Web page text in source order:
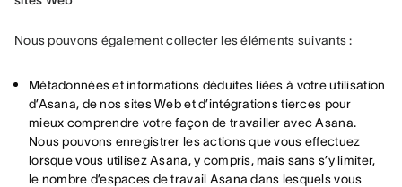
Nous pouvons également collecter les éléments suivants :
Métadonnées et informations déduites liées à votre utilisation
d’Asana, de nos sites Web et d’intégrations tierces pour
mieux comprendre votre façon de travailler avec Asana.
Nous pouvons enregistrer les actions que vous effectuez
lorsque vous utilisez Asana, y compris, mais sans s’y limiter,
le nombre d’espaces de travail Asana dans lesquels vous